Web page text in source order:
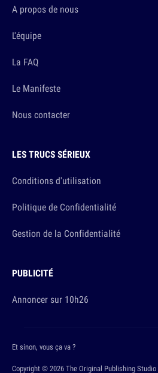
A propos de nous
L'équipe
La FAQ
Le Manifeste
Nous contacter
LES TRUCS SÉRIEUX
Conditions d'utilisation
Politique de Confidentialité
Gestion de la Confidentialité
PUBLICITÉ
Annoncer sur 10h26
Copyright © 2026 The Original Publishing Studio
Et sinon, vous ça va ?